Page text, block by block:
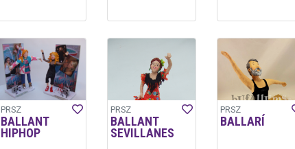
PRSZ
BALLANT
HIPHOP
PRSZ
BALLANT
SEVILLANES
PRSZ
BALLARÍ